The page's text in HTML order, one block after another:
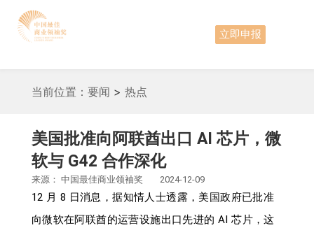
立即申报
当前位置： 要闻 > 热点
美国批准向阿联酋出口 AI 芯片，微
软与 G42 合作深化
来源： 中国最佳商业领袖奖 2024-12-09
12 月 8 日消息，据知情人士透露，美国政府已批准
向微软在阿联酋的运营设施出口先进的 AI 芯片，这